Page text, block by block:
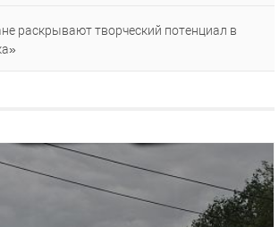
раскрывают творческий потенциал в